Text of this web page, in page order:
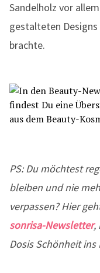
Sandelholz vor
gestalteten
brachte.
PS: Du möchtest
bleiben und nie
verpassen? Hier
sonrisa-Newsletter,
Dosis Schönheit